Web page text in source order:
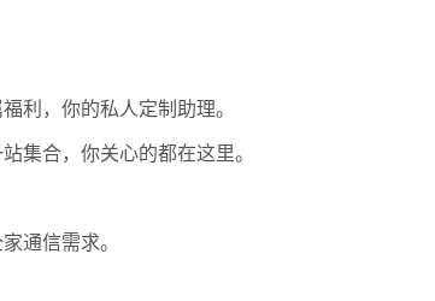
利，你的私人定制助理。
集合，你关心的都在这里。
通信需求。